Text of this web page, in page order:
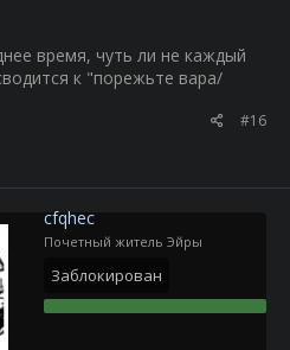
время, чуть ли не каждый
к "порежьте вара/
#16
cfqhec
Почетный житель Эйры
Заблокирован